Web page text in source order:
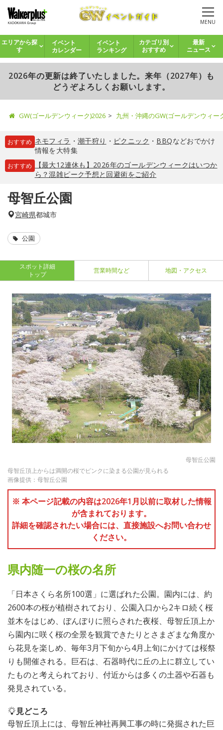
MENU
エリアから探
す
イベント
カレンダー
イベント
ランキング
カテゴリ別
おすすめ
最新
ニュース
2026年の更新は終了いたしました。来年（2027年）も
どうぞよろしくお願いします。
GW(ゴールデンウィーク)2026 九州・沖縄のGW(ゴールデンウィ
おすすめ ネモフィラ ・ 潮干狩り ・ ピクニック ・ BBQなどおでかけ
情報を大特集
おすすめ
【最大12連休も】2026年のゴールデンウィークはいつか
ら？混雑ピーク予想と回避術をご紹介
母智丘公園
宮崎県都城市
公園
スポット詳細
トップ
営業時間など 地図・アクセス
母智丘公園
母智丘頂上からは満開の桜でピンクに染まる公園が見られる
画像提供：母智丘公園
※ 本ページ記載の内容は2026年1月以前に取材した情報
が含まれております。
詳細を確認されたい場合には、直接施設へお問い合わせ
ください。
県内随一の桜の名所
「日本さくら名所100選」に選ばれた公園。園内には、約
2600本の桜が植樹されており、公園入口から2キロ続く桜
並木をはじめ、ぼんぼりに照らされた夜桜、母智丘頂上か
ら園内に咲く桜の全景を観賞できたりとさまざまな角度か
ら花見を楽しめ、毎年3月下旬から4月上旬にかけては桜祭
りも開催される。巨石は、石器時代に丘の上に群立してい
たものと考えられており、付近からは多くの土器や石器も
発見されている。
見どころ
母智丘頂上には、母智丘神社再興工事の時に発掘された巨